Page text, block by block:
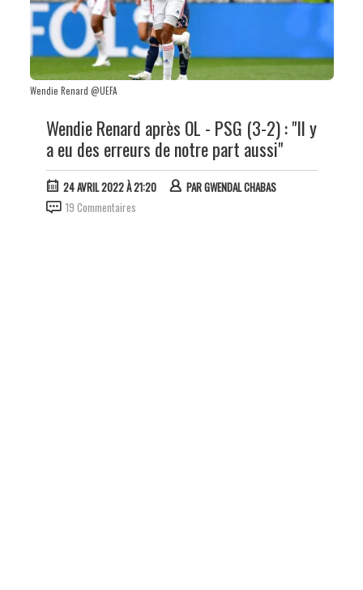
Wendie Renard @UEFA
Wendie Renard après OL - PSG (3-2) : "Il y
a eu des erreurs de notre part aussi"
24 AVRIL 2022 À 21:20 PARGWENDAL CHABAS
19 Commentaires